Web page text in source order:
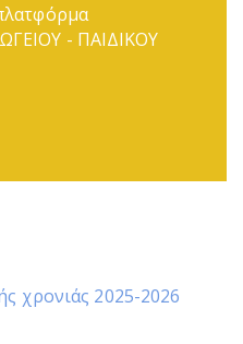
- ΠΑΙΔΙΚΟΥ
χρονιάς 2025-2026